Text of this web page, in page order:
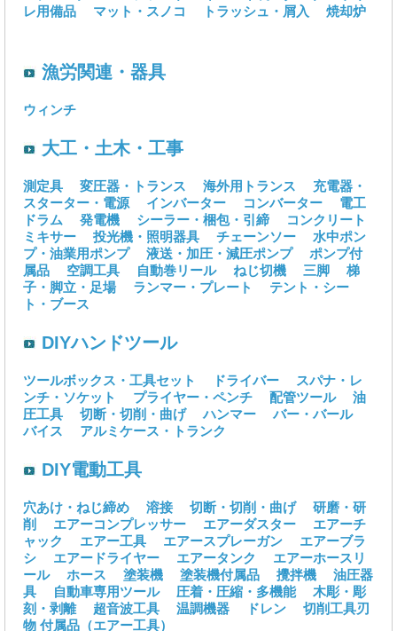
レ用備品
マット・スノコ トラッシュ・屑入 焼却炉
漁労関連・器具
ウィンチ
大工・土木・工事
測定具 変圧器・トランス 海外用トランス
充電器・
スターター・電源
インバーター コンバーター
電工
ドラム
発電機 シーラー・梱包・引締
コンクリート
ミキサー
投光機・照明器具 チェーンソー
水中ポン
プ・油業用ポンプ
液送・加圧・減圧ポンプ
ポンプ付
属品
空調工具 自動巻リール ねじ切機 三脚
梯
子・脚立・足場
ランマー・プレート
テント・シー
ト・ブース
DIYハンドツール
ツールボックス・工具セット ドライバー
スパナ・レ
ンチ・ソケット
プライヤー・ペンチ 配管ツール
油
圧工具
切断・切削・曲げ ハンマー
バー・バール
バイス
アルミケース・トランク
DIY電動工具
穴あけ・ねじ締め 溶接 切断・切削・曲げ
研磨・研
削
エアーコンプレッサー エアーダスター
エアーチ
ャック
エアー工具 エアースプレーガン
エアーブラ
シ
エアードライヤー エアータンク
エアーホースリ
ール
ホース 塗装機 塗装機付属品 攪拌機
油圧器
具
自動車専用ツール 圧着・圧縮・多機能
木彫・彫
刻・剥離
超音波工具 温調機器 ドレン
切削工具刃
物 付属品（エアー工具）